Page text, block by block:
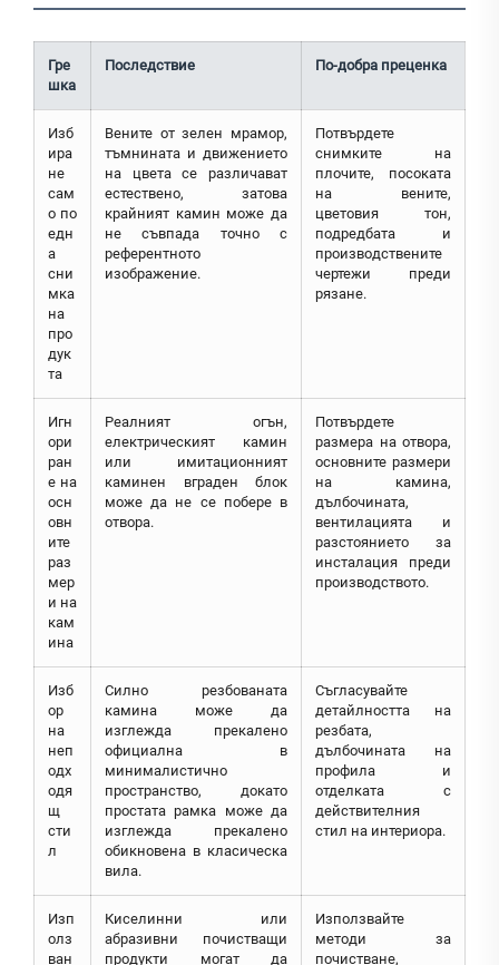
Гре
шка
Последствие По-добра преценка
Изб
ира
не
сам
о по
едн
а
сни
мка
на
про
дук
та
Вените от зелен мрамор,
тъмнината и движението
на цвета се различават
естествено, затова
крайният камин може да
не съвпада точно с
референтното
изображение.
Потвърдете
снимките на
плочите, посоката
на вените,
цветовия тон,
подредбата и
производствените
чертежи преди
рязане.
Игн
ори
ран
е на
осн
овн
ите
раз
мер
и на
кам
ина
Реалният огън,
електрическият камин
или имитационният
каминен вграден блок
може да не се побере в
отвора.
Потвърдете
размера на отвора,
основните размери
на камина,
дълбочината,
вентилацията и
разстоянието за
инсталация преди
производството.
Изб
ор
на
неп
одх
одя
щ
сти
л
Силно резбованата
камина може да
изглежда прекалено
официална в
минималистично
пространство, докато
простата рамка може да
изглежда прекалено
обикновена в класическа
вила.
Съгласувайте
детайлността на
резбата,
дълбочината на
профила и
отделката с
действителния
стил на интериора.
Изп
олз
ван
Киселинни или
абразивни почистващи
продукти могат да
Използвайте
методи за
почистване,